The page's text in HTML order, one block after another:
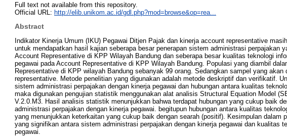
Full text not available from this repository.
Official URL: http://elib.unikom.ac.id/gdl.php?mod=browse&op=rea...
Abstract
Indikator Kinerja Umum (IKU) Pegawai Ditjen Pajak dan kinerja account representative
untuk mendapatkan hasil kajian seberapa besar penerapan sistem administrasi perpajakan
Account Representative di KPP Wilayah Bandung dan seberapa besar kualitas teknologi
pegawai pada Account Representative di KPP Wilayah Bandung. Populasi yang diambil
Representative di KPP wilayah Bandung sebanyak 99 orang. Sedangkan sampel yang
representative. Metode penelitian yang digunakan adalah metode deskriptif dan verifikatif.
sistem administrasi perpajakan dengan kinerja pegawai dan hubungan antara kualitas
maka digunakan pengujian statistik menggunakan alat analisis Structural Equation Model
V.2.0.M3. Hasil analisis statistik menunjukkan bahwa terdapat hubungan yang cukup baik
administrasi perpajakan dengan kinerja pegawai. begitupun hubungan antara kualitas
yang menunjukkan keterkaitan yang cukup baik dengan searah (positif). Kesimpulan dalam
yang signifikan antara sistem administrasi perpajakan dengan kinerja pegawai dan kualitas
pegawai.